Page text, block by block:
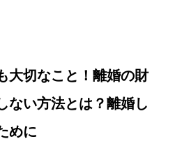
大切なこと！離婚の財
ない方法とは？離婚し
めに